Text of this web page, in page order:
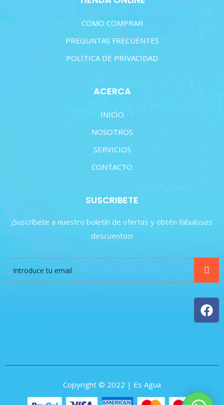
COMO COMPRAR
PREGUNTAS FRECUENTES
POLITICA DE PRIVACIDAD
ACERCA
INICIO
NOSOTROS
SERVICIOS
CONTACTO
SUSCRIBETE
¡Suscríbete a nuestro boletín de ofertas y obtén fabulosos
descuentos!
Copyright © 2022 | Es Agua